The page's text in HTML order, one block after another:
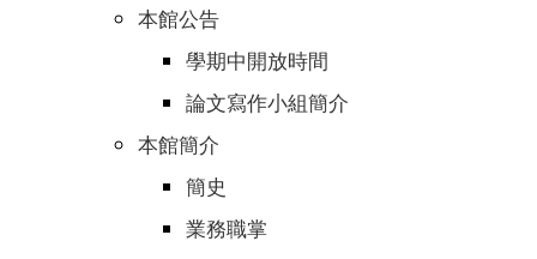
本館公告
學期中開放時間
論文寫作小組簡介
本館簡介
簡史
業務職掌